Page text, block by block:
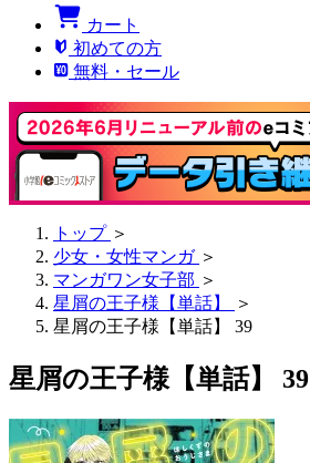
カート
初めての方
無料・セール
トップ ＞
少女・女性マンガ ＞
マンガワン女子部 ＞
星屑の王子様【単話】
＞
星屑の王子様【単話】 39
星屑の王子様【単話】 39